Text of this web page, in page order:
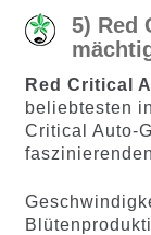
5) Red
Red Critical
beliebtesten
Critical Auto-